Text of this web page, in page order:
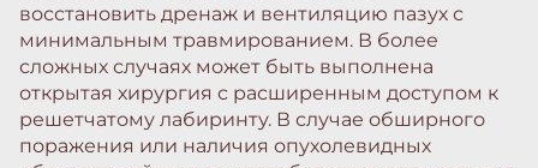
восстановить дренаж и вентиляцию пазух с
минимальным травмированием. В более
сложных случаях может быть выполнена
открытая хирургия с расширенным доступом к
решетчатому лабиринту. В случае обширного
поражения или наличия опухолевидных